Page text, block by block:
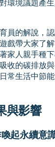
環境議題產
員的解說，
戲帶大家了
家人親手種
收的碳排放
常生活中節
與影響
起永續意